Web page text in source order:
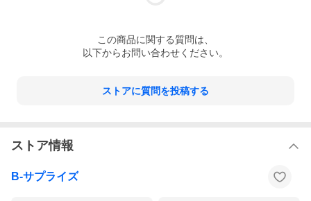
と導きます。高音質の再現を追求したTE-Q3は、パワフルで
で培ったノウハウを基に改善を重ねました。中低音域と伸び
この商品に関する質問は、
以下からお問い合わせください。
ストアに質問を投稿する
ストア情報
B-サプライズ